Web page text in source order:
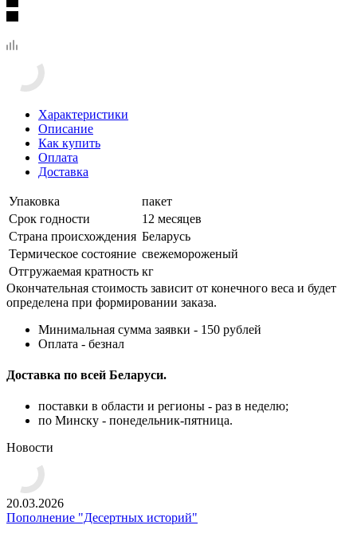
Характеристики
Описание
Как купить
Оплата
Доставка
Упаковка
пакет
Срок годности
12 месяцев
Страна происхождения Беларусь
Термическое состояние свежемороженый
Отгружаемая кратность кг
Окончательная стоимость зависит от конечного веса и будет
определена при формировании заказа.
Минимальная сумма заявки - 150 рублей
Оплата - безнал
Доставка по всей Беларуси.
поставки в области и регионы - раз в неделю;
по Минску - понедельник-пятница.
Новости
20.03.2026
Пополнение "Десертных историй"